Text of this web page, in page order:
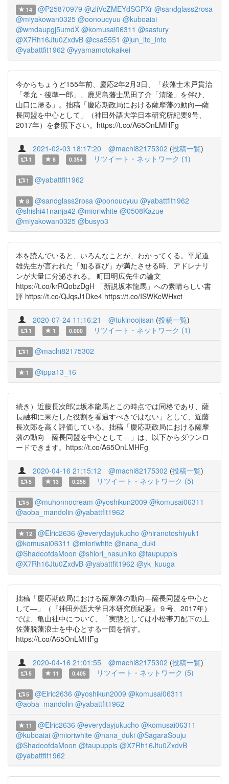
14 @P25870979 @zliVcZMEYdSGPXr @sandglass2rosa
@miyakowan0325 @oonoucyuu @kuboaiai
@wmdaupgj5umdX @komusai06311 @sastury
@X7Rh16Jtu0ZxdvB @csa5551 @jun_ito_info
@yabattfit1962 @yyamamotokaikei
今からちょうど155年前、慶応2年2月3日、「萩藩士木戸貫治
「孝允・後準一郎」、鹿児島藩士黒田了介「清隆」を伴ひ、
山口に帰る」。拙稿「慶応期政局における薩摩藩の動向―薩
長同盟を中心として」（神田外語大学日本研究所紀要9号、
2017年）を参照下さい。https://t.co/A65OnLMHFg
2021-02-03 18:17:20 @machi82175302 (投稿一覧)
1 8 0.354 リツイート・ネットワーク (1)
1 @yabattfit1962
8 @sandglass2rosa @oonoucyuu @yabattfit1962
@shishi41nanja42 @mioriwhite @0508Kazue
@miyakowan0325 @busyo3
本を読んでいると、いろんなことが、わかってくる。平尾道
雄先生が言われた「知る喜び」が満たさせる時、アドレナリ
ンが大量に分泌される。 町田明広先生の論文
https://t.co/krRQobzDgH 「新説坂本龍馬」への素晴らしい書
評 https://t.co/QJqsJ1Dke4 https://t.co/ISWKcWHxct
2020-07-24 11:16:21 @tukinoojisan (投稿一覧)
1 1 0.000 リツイート・ネットワーク (1)
1 @machi82175302
1 @ippa13_16
続き）近藤長次郎は坂本龍馬とこの時点では同格であり、薩
長融和に果たした役割を看過すべきではない」として、近藤
長次郎を高く評価している。拙稿「慶応期政局における薩摩
藩の動向―薩長同盟を中心として―」は、以下からダウンロ
ードできます。https://t.co/A65OnLMHFg
2020-04-16 21:15:12 @machi82175302 (投稿一覧)
5 13 0.258 リツイート・ネットワーク (5)
5 @muhonnocream @yoshikun2009 @komusai06311
@aoba_mandolin @yabattfit1962
12 @Elric2636 @everydayjukucho @hiranotoshiyuk1
@komusai06311 @mioriwhite @nana_duki
@ShadeofdaMoon @shiori_nasuhiko @taupuppis
@X7Rh16Jtu0ZxdvB @yabattfit1962 @yk_kuuga
拙稿「慶応期政局における薩摩藩の動向―薩長同盟を中心と
して―」（『神田外語大学日本研究所紀要』９号、2017年）
では、亀山社中について、「実態としては小松帯刀配下の土
佐藩脱藩浪士を中心とする一団を指す。
https://t.co/A65OnLMHFg
2020-04-16 21:01:55 @machi82175302 (投稿一覧)
5 11 0.405 リツイート・ネットワーク (5)
5 @Elric2636 @yoshikun2009 @komusai06311
@aoba_mandolin @yabattfit1962
11 @Elric2636 @everydayjukucho @komusai06311
@kuboaiai @mioriwhite @nana_duki @SagaraSouju
@ShadeofdaMoon @taupuppis @X7Rh16Jtu0ZxdvB
@yabattfit1962